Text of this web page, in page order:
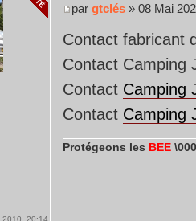
par gtclés » 08 Mai
Contact fabricant
Contact Camping
Contact Camping
Contact Camping
Protégeons les BEE
2010, 20:14